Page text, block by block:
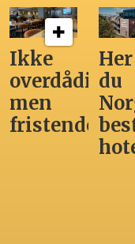
Ikke
overdådig,
men
fristende
du